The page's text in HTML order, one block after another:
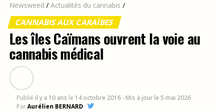
Newsweed / Actualités du cannabis /
CANNABIS AUX CARAÏBES
Les îles Caïmans ouvrent la voie au
cannabis médical
Publié il y a 10 ans le 14 octobre 2016 - Mis à jour le 5 mai 2026
ParAurélien BERNARD